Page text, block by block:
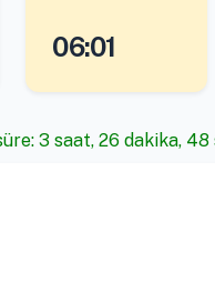
06:01
3 saat, 26 dakika, 48